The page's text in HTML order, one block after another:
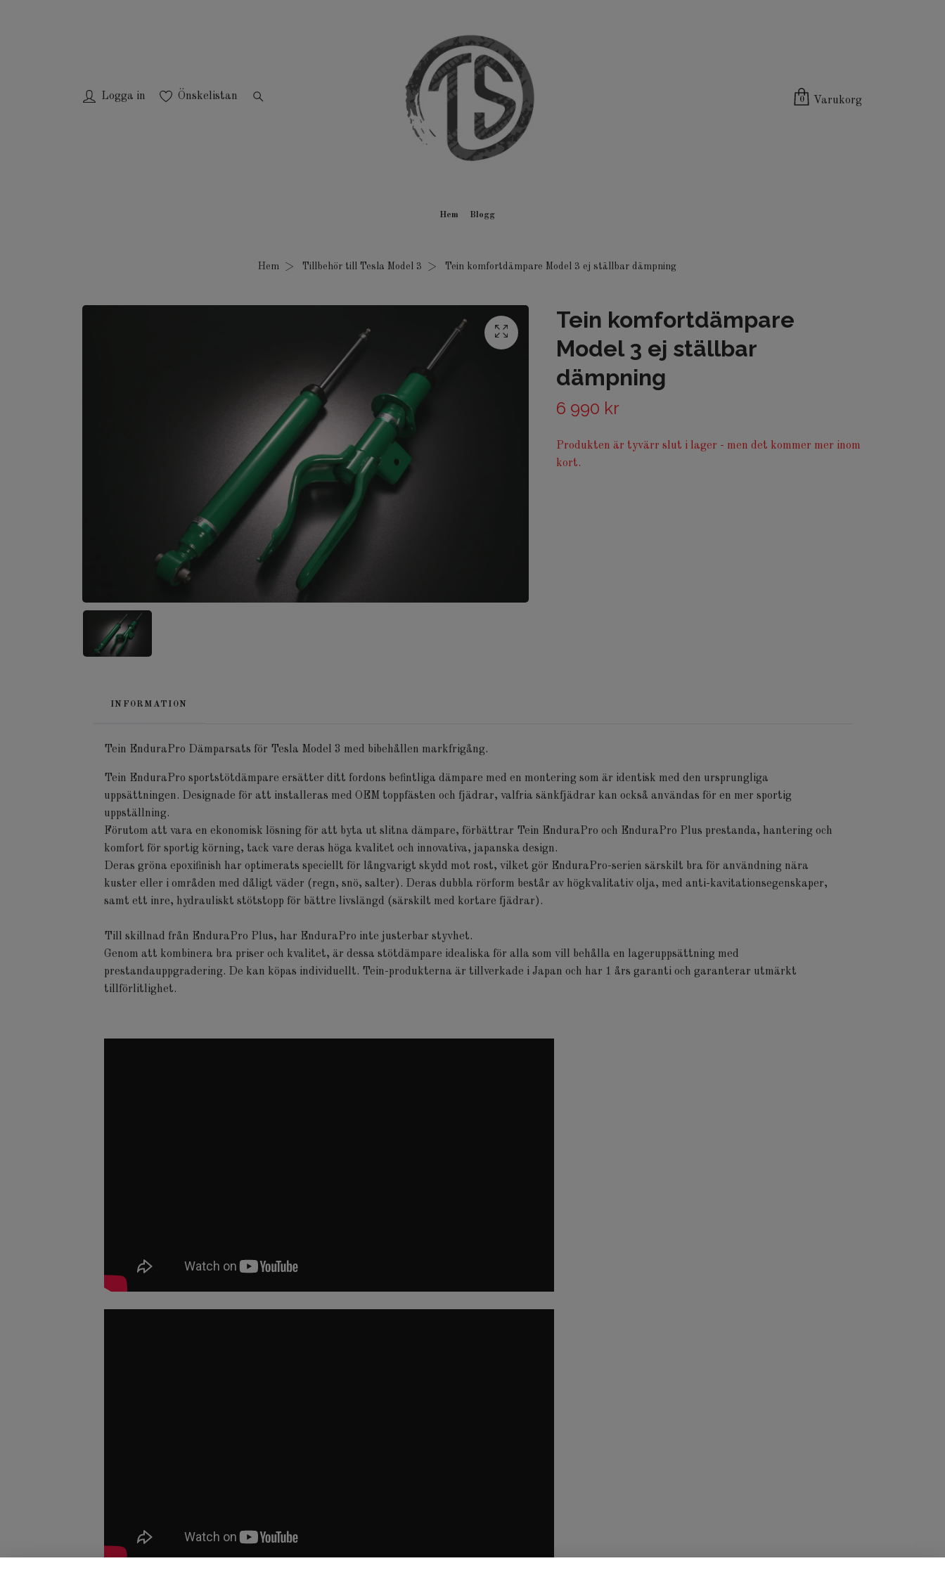
Logga in Önskelistan 0 Varukorg
Hem Blogg
Hem Tillbehör till Tesla Model 3 Tein komfortdämpare Model 3 ej ställbar dämpning
Tein komfortdämpare
Model 3 ej ställbar
dämpning
6 990 kr
Produkten är tyvärr slut i lager - men det kommer mer inom
kort.
INFORMATION
Tein EnduraPro Dämparsats för Tesla Model 3 med bibehållen markfrigång.
Tein EnduraPro sportstötdämpare ersätter ditt fordons befintliga dämpare med en montering som är identisk med den ursprungliga
uppsättningen. Designade för att installeras med OEM toppfästen och fjädrar, valfria sänkfjädrar kan också användas för en mer sportig
uppställning.
Förutom att vara en ekonomisk lösning för att byta ut slitna dämpare, förbättrar Tein EnduraPro och EnduraPro Plus prestanda, hantering och
komfort för sportig körning, tack vare deras höga kvalitet och innovativa, japanska design.
Deras gröna epoxifinish har optimerats speciellt för långvarigt skydd mot rost, vilket gör EnduraPro-serien särskilt bra för användning nära
kuster eller i områden med dåligt väder (regn, snö, salter). Deras dubbla rörform består av högkvalitativ olja, med anti-kavitationsegenskaper,
samt ett inre, hydrauliskt stötstopp för bättre livslängd (särskilt med kortare fjädrar).
Till skillnad från EnduraPro Plus, har EnduraPro inte justerbar styvhet.
Genom att kombinera bra priser och kvalitet, är dessa stötdämpare idealiska för alla som vill behålla en lageruppsättning med
prestandauppgradering. De kan köpas individuellt. Tein-produkterna är tillverkade i Japan och har 1 års garanti och garanterar utmärkt
tillförlitlighet.